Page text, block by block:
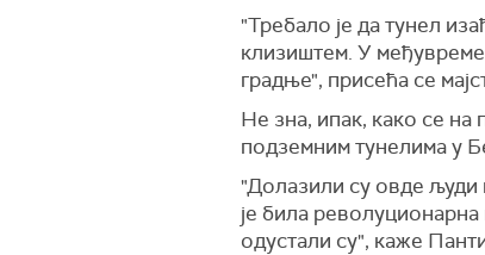
"Требало је да тунел
клизиштем. У
градње", присећа се
Не зна, ипак, како се на
подземним тунелима у
"Долазили су овде људи
је била
одустали су", каже